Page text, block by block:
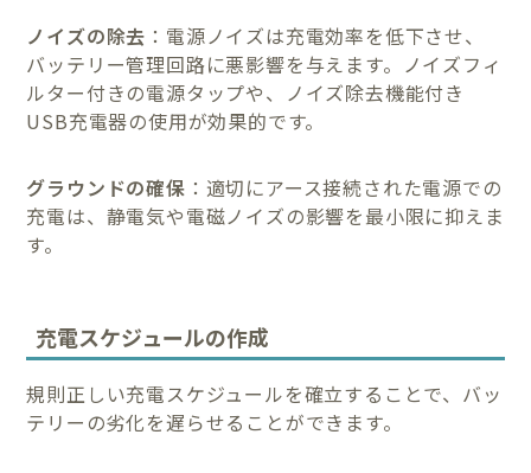
ノイズの除去 ：電源ノイズは充電効率を低下させ、
バッテリー管理回路に悪影響を与えます。ノイズフィ
ルター付きの電源タップや、ノイズ除去機能付き
USB充電器の使用が効果的です。
グラウンドの確保 ：適切にアース接続された電源での
充電は、静電気や電磁ノイズの影響を最小限に抑えま
す。
充電スケジュールの作成
規則正しい充電スケジュールを確立することで、バッ
テリーの劣化を遅らせることができます。